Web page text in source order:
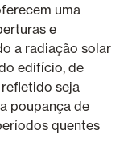
uma
e
a radiação solar
edifício, de
seja
poupança de
quentes